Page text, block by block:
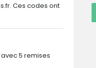
Ces codes ont
5 remises